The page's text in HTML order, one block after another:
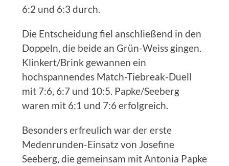
6:2 und 6:3 durch.
Die Entscheidung fiel anschließend in den
Doppeln, die beide an Grün-Weiss gingen.
Klinkert/Brink gewannen ein
hochspannendes Match-Tiebreak-Duell
mit 7:6, 6:7 und 10:5. Papke/Seeberg
waren mit 6:1 und 7:6 erfolgreich.
Besonders erfreulich war der erste
Medenrunden-Einsatz von Josefine
Seeberg, die gemeinsam mit Antonia Papke